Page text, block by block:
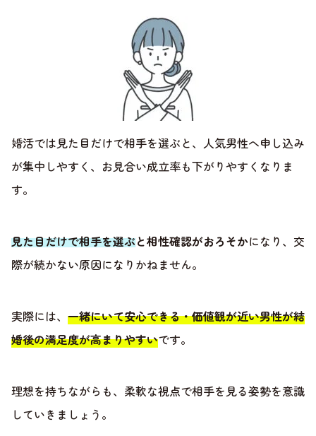
婚活では見た目だけで相手を選ぶと、人気男性へ申し込み
が集中しやすく、お見合い成立率も下がりやすくなりま
す。
見た目だけで相手を選ぶと相性確認がおろそかになり、交
際が続かない原因になりかねません。
実際には、 一緒にいて安心できる・価値観が近い男性が結
婚後の満足度が高まりやすいです。
理想を持ちながらも、柔軟な視点で相手を見る姿勢を意識
していきましょう。